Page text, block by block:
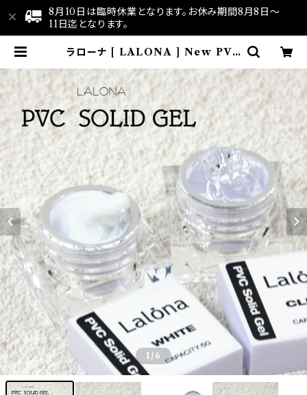
8月10日は臨時休業となります。お休み期間8月8日～
11日迄となります。
ラローナ [ LALONA ] New PVC
3D / クレイジェル / 粘土 / パーツ
作成 / ジェルネイル / ネイルアート |
LALONA
1 /6